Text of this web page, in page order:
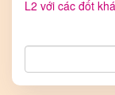
L2 với các đốt